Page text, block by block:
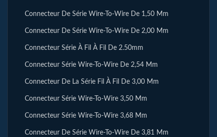
Connecteur De Série Wire-To-Wire De 1,50 Mm
Connecteur De Série Wire-To-Wire De 2,00 Mm
Connecteur Série À Fil À Fil De 2.50mm
Connecteur Série Wire-To-Wire De 2,54 Mm
Connecteur De La Série Fil À Fil De 3,00 Mm
Connecteur Série Wire-To-Wire 3,50 Mm
Connecteur Série Wire-To-Wire 3,68 Mm
Connecteur De Série Wire-To-Wire De 3,81 Mm